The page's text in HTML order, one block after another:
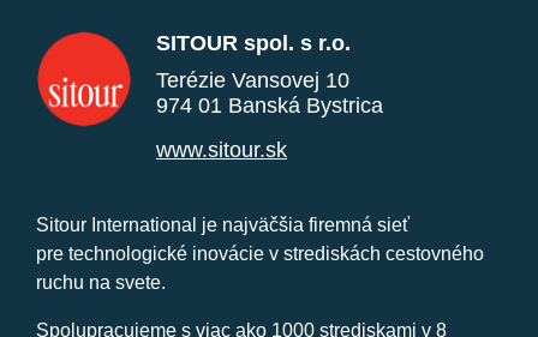
SITOUR spol. s r.o.
Terézie Vansovej 10
974 01 Banská Bystrica
www.sitour.sk
Sitour International je najväčšia firemná sieť
pre technologické inovácie v strediskách cestovného
ruchu na svete.
Spolupracujeme s viac ako 1000 strediskami v 8